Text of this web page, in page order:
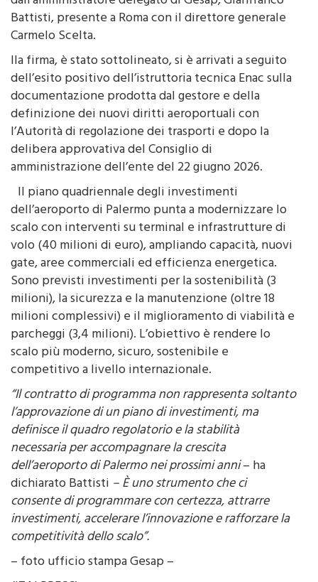
Carmelo Scelta.
lla firma, è stato sottolineato, si è arrivati a seguito
dell’esito positivo dell’istruttoria tecnica Enac sulla
documentazione prodotta dal gestore e della
definizione dei nuovi diritti aeroportuali con
l’Autorità di regolazione dei trasporti e dopo la
delibera approvativa del Consiglio di
amministrazione dell’ente del 22 giugno 2026.
Il piano quadriennale degli investimenti
dell’aeroporto di Palermo punta a modernizzare lo
scalo con interventi su terminal e infrastrutture di
volo (40 milioni di euro), ampliando capacità, nuovi
gate, aree commerciali ed efficienza energetica.
Sono previsti investimenti per la sostenibilità (3
milioni), la sicurezza e la manutenzione (oltre 18
milioni complessivi) e il miglioramento di viabilità e
parcheggi (3,4 milioni). L’obiettivo è rendere lo
scalo più moderno, sicuro, sostenibile e
competitivo a livello internazionale.
“Il contratto di programma non rappresenta soltanto
l’approvazione di un piano di investimenti, ma
definisce il quadro regolatorio e la stabilità
necessaria per accompagnare la crescita
dell’aeroporto di Palermo nei prossimi anni
dichiarato Battisti– È uno strumento che ci
consente di programmare con certezza, attrarre
investimenti, accelerare l’innovazione e rafforzare la
competitività dello scalo”.
– foto ufficio stampa Gesap –
(ITALPRESS).